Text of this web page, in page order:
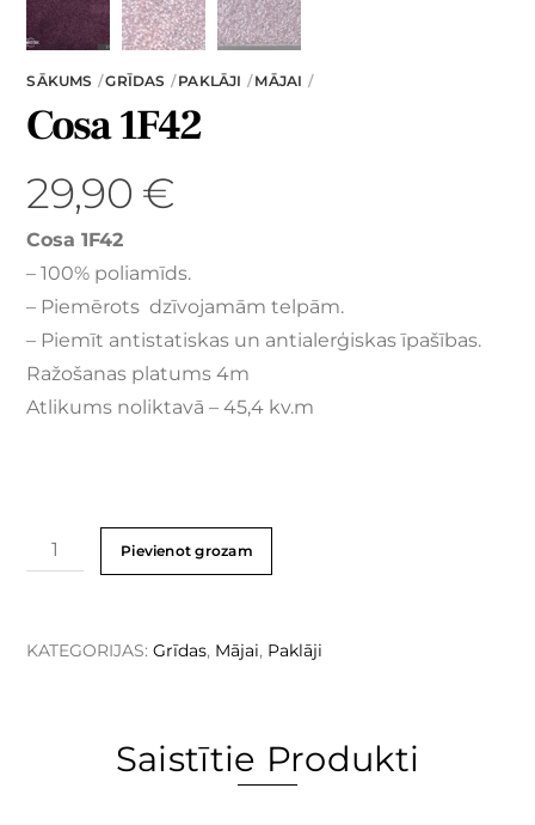
SĀKUMS GRĪDAS PAKLĀJI MĀJAI
Cosa 1F42
29,90 €
Cosa 1F42
– 100% poliamīds.
– Piemērots dzīvojamām telpām.
– Piemīt antistatiskas un antialerģiskas īpašības.
Ražošanas platums 4m
Atlikums noliktavā – 45,4 kv.m
Pievienot grozam
KATEGORIJAS:Grīdas, Mājai, Paklāji
Saistītie Produkti